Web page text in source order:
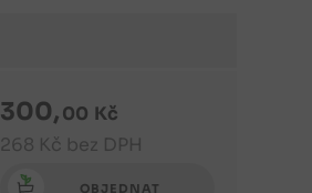
300,00 Kč
268 Kč bez DPH
OBJEDNAT